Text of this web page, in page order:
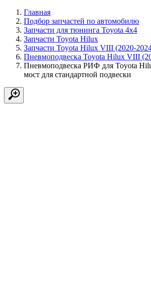
Главная
Подбор запчастей по автомобилю
Запчасти для тюнинга Toyota 4x4
Запчасти Toyota Hilux
Запчасти Toyota Hilux VIII (2020-
Пневмоподвеска Toyota Hilux VIII
Пневмоподвеска РИФ для Toyota
мост для стандартной подвески